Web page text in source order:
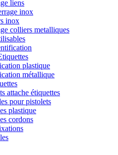
liens
inox
inox
colliers metalliques
plastique
métallique
attache étiquettes
pour pistolets
plastique
cordons